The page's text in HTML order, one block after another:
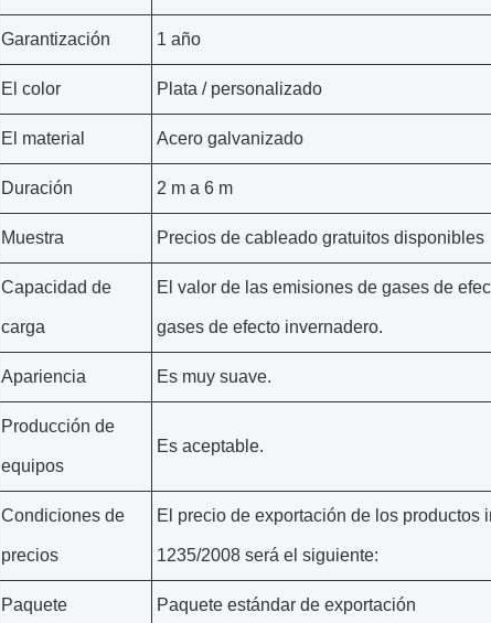
Garantización 1 año
El color Plata / personalizado
El material Acero galvanizado
Duración 2 m a 6 m
Muestra Precios de cableado gratuitos disponibles
Capacidad de
carga
El valor de las emisiones de gases de
gases de efecto invernadero.
Apariencia Es muy suave.
Producción de
equipos
Es aceptable.
Condiciones de
precios
El precio de exportación de los
1235/2008 será el siguiente:
Paquete Paquete estándar de exportación